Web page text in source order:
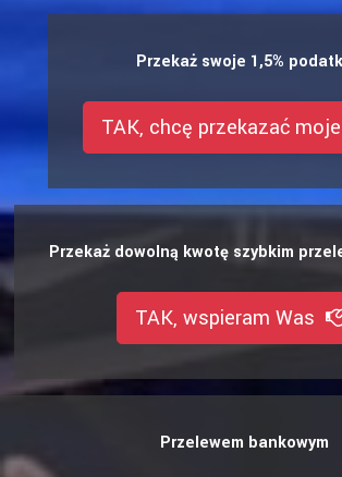
Przekaż swoje 1,5%
TAK, chcę przekazać
Przekaż dowolną kwotę szybkim
TAK, wspieram Was
Przelewem bankowym